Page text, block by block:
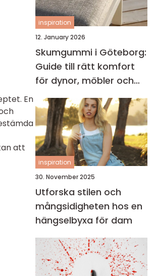
En
att
inspiration
12. January 2026
Skumgummi i Göteborg:
Guide till rätt komfort
för dynor, möbler och
båtliv
inspiration
30. November 2025
Utforska stilen och
mångsidigheten hos en
hängselbyxa för dam